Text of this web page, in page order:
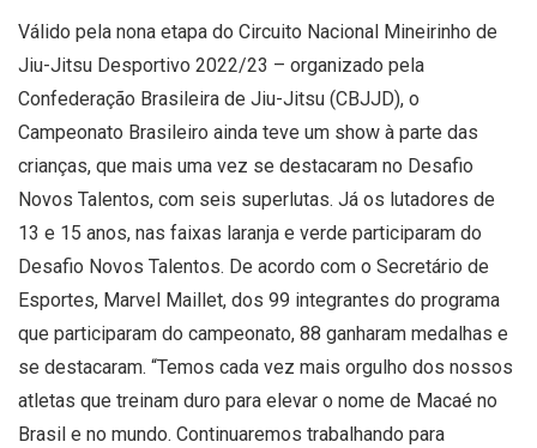
Válido pela nona etapa do Circuito Nacional Mineirinho de
Jiu-Jitsu Desportivo 2022/23 – organizado pela
Confederação Brasileira de Jiu-Jitsu (CBJJD), o
Campeonato Brasileiro ainda teve um show à parte das
crianças, que mais uma vez se destacaram no Desafio
Novos Talentos, com seis superlutas. Já os lutadores de
13 e 15 anos, nas faixas laranja e verde participaram do
Desafio Novos Talentos. De acordo com o Secretário de
Esportes, Marvel Maillet, dos 99 integrantes do programa
que participaram do campeonato, 88 ganharam medalhas e
se destacaram. “Temos cada vez mais orgulho dos nossos
atletas que treinam duro para elevar o nome de Macaé no
Brasil e no mundo. Continuaremos trabalhando para